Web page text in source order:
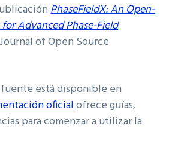
PhaseFieldX: An Open-
Advanced Phase-Field
of Open Source
está disponible en
oficialofrece guías,
para comenzar a utilizar la